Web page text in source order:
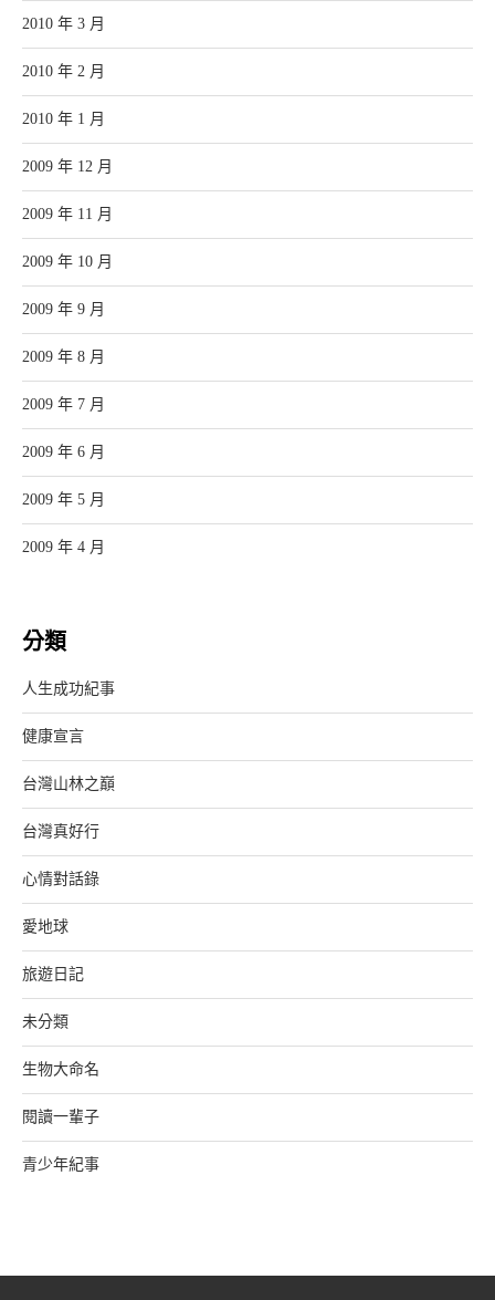
2010 年 3 月
2010 年 2 月
2010 年 1 月
2009 年 12 月
2009 年 11 月
2009 年 10 月
2009 年 9 月
2009 年 8 月
2009 年 7 月
2009 年 6 月
2009 年 5 月
2009 年 4 月
分類
人生成功紀事
健康宣言
台灣山林之巔
台灣真好行
心情對話錄
愛地球
旅遊日記
未分類
生物大命名
閱讀一輩子
青少年紀事